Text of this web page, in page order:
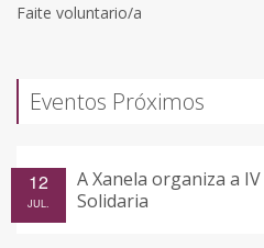
Faite voluntario/a
Eventos Próximos
A Xanela organiza a
Solidaria
12
JUL.